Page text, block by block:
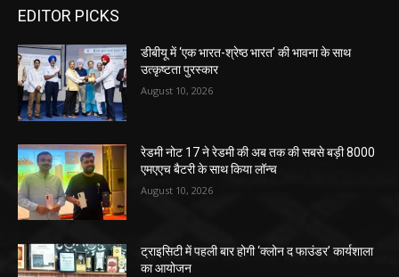
EDITOR PICKS
डीबीयू में ‘एक भारत-श्रेष्ठ भारत’ की भावना के साथ
उत्कृष्टता पुरस्कार
August 10, 2026
रेडमी नोट 17 ने रेडमी की अब तक की सबसे बड़ी 8000
एमएएच बैटरी के साथ किया लॉन्च
August 10, 2026
ट्राइसिटी में पहली बार होगी ‘क्लोन द फाउंडर’ कार्यशाला
का आयोजन